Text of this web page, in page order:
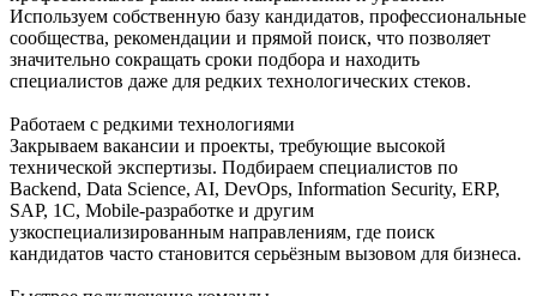
Используем собственную базу кандидатов, профессиональные
сообщества, рекомендации и прямой поиск, что позволяет
значительно сокращать сроки подбора и находить
специалистов даже для редких технологических стеков.
Работаем с редкими технологиями
Закрываем вакансии и проекты, требующие высокой
технической экспертизы. Подбираем специалистов по
Backend, Data Science, AI, DevOps, Information Security, ERP,
SAP, 1С, Mobile-разработке и другим
узкоспециализированным направлениям, где поиск
кандидатов часто становится серьёзным вызовом для бизнеса.